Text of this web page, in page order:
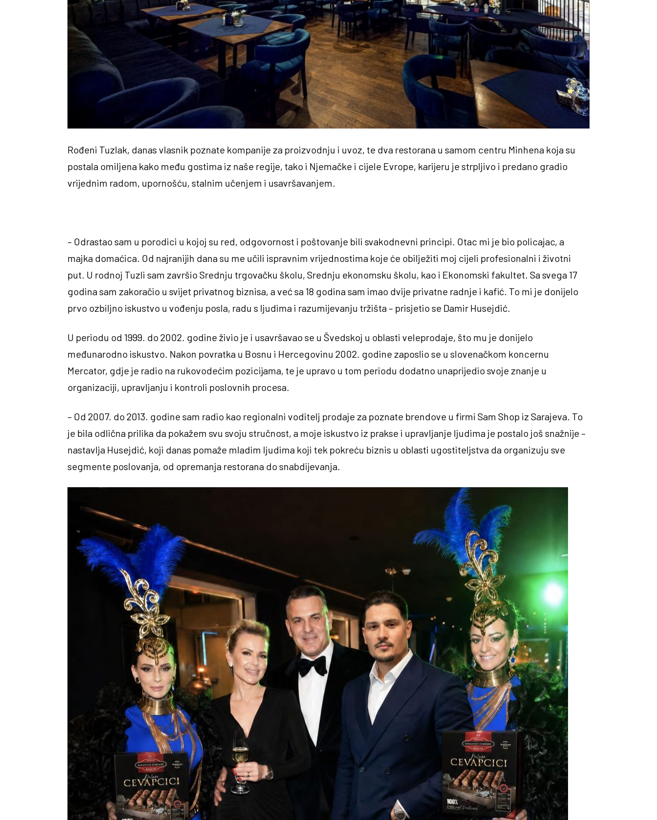
Rođeni Tuzlak, danas vlasnik poznate kompanije za proizvodnju i uvoz, te dva restorana u samom centru Minhena koja su
postala omiljena kako među gostima iz naše regije, tako i Njemačke i cijele Evrope, karijeru je strpljivo i predano gradio
vrijednim radom, upornošću, stalnim učenjem i usavršavanjem.
– Odrastao sam u porodici u kojoj su red, odgovornost i poštovanje bili svakodnevni principi. Otac mi je bio policajac, a
majka domaćica. Od najranijih dana su me učili ispravnim vrijednostima koje će obilježiti moj cijeli profesionalni i životni
put. U rodnoj Tuzli sam završio Srednju trgovačku školu, Srednju ekonomsku školu, kao i Ekonomski fakultet. Sa svega 17
godina sam zakoračio u svijet privatnog biznisa, a već sa 18 godina sam imao dvije privatne radnje i kafić. To mi je donijelo
prvo ozbiljno iskustvo u vođenju posla, radu s ljudima i razumijevanju tržišta – prisjetio se Damir Husejdić.
U periodu od 1999. do 2002. godine živio je i usavršavao se u Švedskoj u oblasti veleprodaje, što mu je donijelo
međunarodno iskustvo. Nakon povratka u Bosnu i Hercegovinu 2002. godine zaposlio se u slovenačkom koncernu
Mercator, gdje je radio na rukovodećim pozicijama, te je upravo u tom periodu dodatno unaprijedio svoje znanje u
organizaciji, upravljanju i kontroli poslovnih procesa.
– Od 2007. do 2013. godine sam radio kao regionalni voditelj prodaje za poznate brendove u firmi Sam Shop iz Sarajeva. To
je bila odlična prilika da pokažem svu svoju stručnost, a moje iskustvo iz prakse i upravljanje ljudima je postalo još snažnije –
nastavlja Husejdić, koji danas pomaže mladim ljudima koji tek pokreću biznis u oblasti ugostiteljstva da organizuju sve
segmente poslovanja, od opremanja restorana do snabdijevanja.